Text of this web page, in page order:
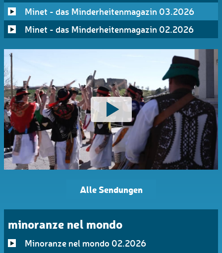
Minet - das Minderheitenmagazin 03.2026
Minet - das Minderheitenmagazin 02.2026
Alle Sendungen
minoranze nel mondo
Minoranze nel mondo 02.2026